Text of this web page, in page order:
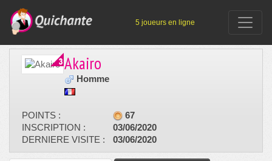
5 joueurs en ligne
Akairo
Homme
POINTS :
67
INSCRIPTION :
03/06/2020
DERNIERE VISITE :
03/06/2020